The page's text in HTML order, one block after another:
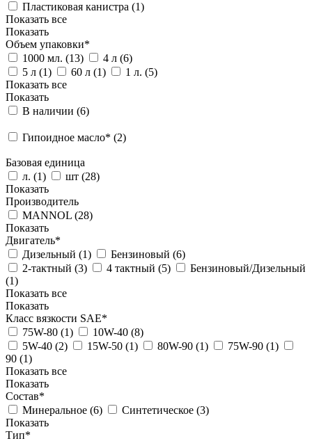
Пластиковая канистра (1)
Показать все
Показать
Объем упаковки*
1000 мл. (13) 4 л (6)
5 л (1) 60 л (1) 1 л. (5)
Показать все
Показать
В наличии (6)
Гипоидное масло* (2)
Базовая единица
л. (1) шт (28)
Показать
Производитель
MANNOL (28)
Показать
Двигатель*
Дизельный (1) Бензиновый (6)
2-тактный (3) 4 тактный (5)
Бензиновый/Дизельный
(1)
Показать все
Показать
Класс вязкости SAE*
75W-80 (1) 10W-40 (8)
5W-40 (2) 15W-50 (1) 80W-90 (1) 75W-90 (1)
90 (1)
Показать все
Показать
Состав*
Минеральное (6) Синтетическое (3)
Показать
Тип*